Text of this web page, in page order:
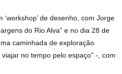
de desenho, com Jorge
do Rio Alva” e no dia 28 de
caminhada de exploração
no tempo pelo espaço” -, com